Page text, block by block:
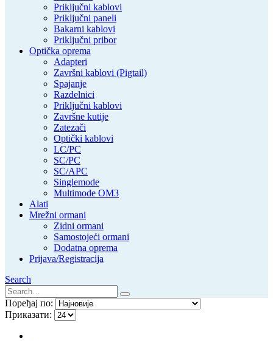
Priključni kablovi
Priključni paneli
Bakarni kablovi
Priključni pribor
Optička oprema
Adapteri
Završni kablovi (Pigtail)
Spajanje
Razdelnici
Priključni kablovi
Završne kutije
Zatezači
Optički kablovi
LC/PC
SC/PC
SC/APC
Singlemode
Multimode OM3
Alati
Mrežni ormani
Zidni ormani
Samostojeći ormani
Dodatna oprema
Prijava/Registracija
Search
Поређај по:
Приказати: